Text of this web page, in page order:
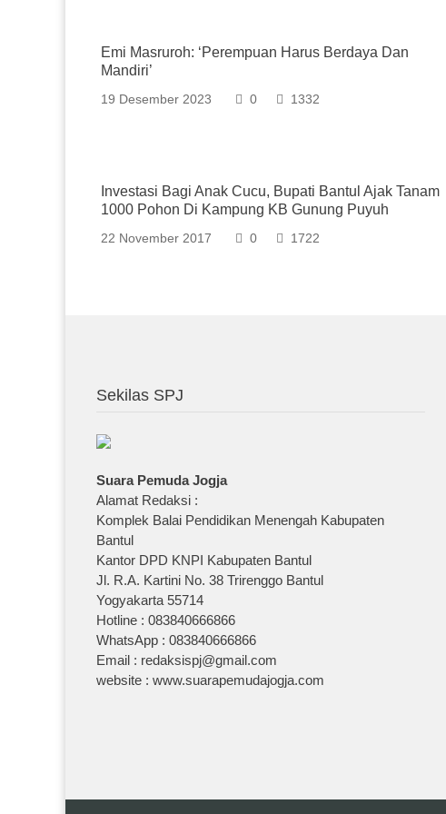
Emi Masruroh: ‘Perempuan Harus Berdaya Dan
Mandiri’
19 Desember 2023 0 1332
Investasi Bagi Anak Cucu, Bupati Bantul Ajak Tanam
1000 Pohon Di Kampung KB Gunung Puyuh
22 November 2017 0 1722
Sekilas SPJ
Suara Pemuda Jogja
Alamat Redaksi :
Komplek Balai Pendidikan Menengah Kabupaten
Bantul
Kantor DPD KNPI Kabupaten Bantul
Jl. R.A. Kartini No. 38 Trirenggo Bantul
Yogyakarta 55714
Hotline : 083840666866
WhatsApp : 083840666866
Email : redaksispj@gmail.com
website : www.suarapemudajogja.com